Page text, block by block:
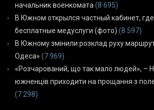
начальник военкомата (8 695)
В Южном открылся частный кабинет,
бесплатные медуслуги (фото) (8 597)
В Южному змінили розклад руху
Одеса» (7 969)
«Розчарований, що так мало людей», –
южненців приходити на прощання з
(7 298)